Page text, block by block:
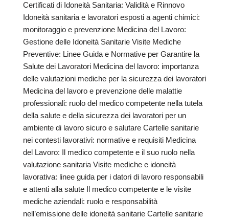
Certificati di Idoneità Sanitaria: Validità e Rinnovo
Idoneità sanitaria e lavoratori esposti a agenti chimici:
monitoraggio e prevenzione Medicina del Lavoro:
Gestione delle Idoneità Sanitarie Visite Mediche
Preventive: Linee Guida e Normative per Garantire la
Salute dei Lavoratori Medicina del lavoro: importanza
delle valutazioni mediche per la sicurezza dei lavoratori
Medicina del lavoro e prevenzione delle malattie
professionali: ruolo del medico competente nella tutela
della salute e della sicurezza dei lavoratori per un
ambiente di lavoro sicuro e salutare Cartelle sanitarie
nei contesti lavorativi: normative e requisiti Medicina
del Lavoro: Il medico competente e il suo ruolo nella
valutazione sanitaria Visite mediche e idoneità
lavorativa: linee guida per i datori di lavoro responsabili
e attenti alla salute Il medico competente e le visite
mediche aziendali: ruolo e responsabilità
nell’emissione delle idoneità sanitarie Cartelle sanitarie